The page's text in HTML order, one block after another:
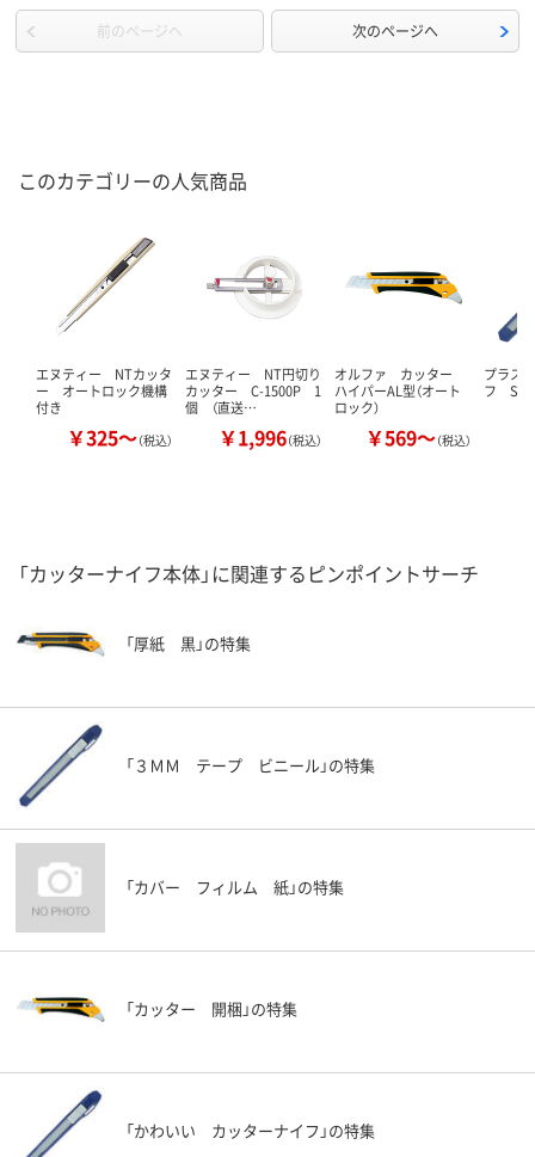
前のページへ 次のページへ
このカテゴリーの人気商品
エヌティー NTカッタ
ー オートロック機構
付き
￥325～（税込）
エヌティー NT円切り
カッター C-1500P 1
個 （直送…
￥1,996（税込）
オルファ カッター
ハイパーAL型（オート
ロック）
￥569～（税込）
プラス
フ S
「カッターナイフ本体」に関連するピンポイントサーチ
「厚紙 黒」の特集
「３ＭＭ テープ ビニール」の特集
「カバー フィルム 紙」の特集
「カッター 開梱」の特集
「かわいい カッターナイフ」の特集